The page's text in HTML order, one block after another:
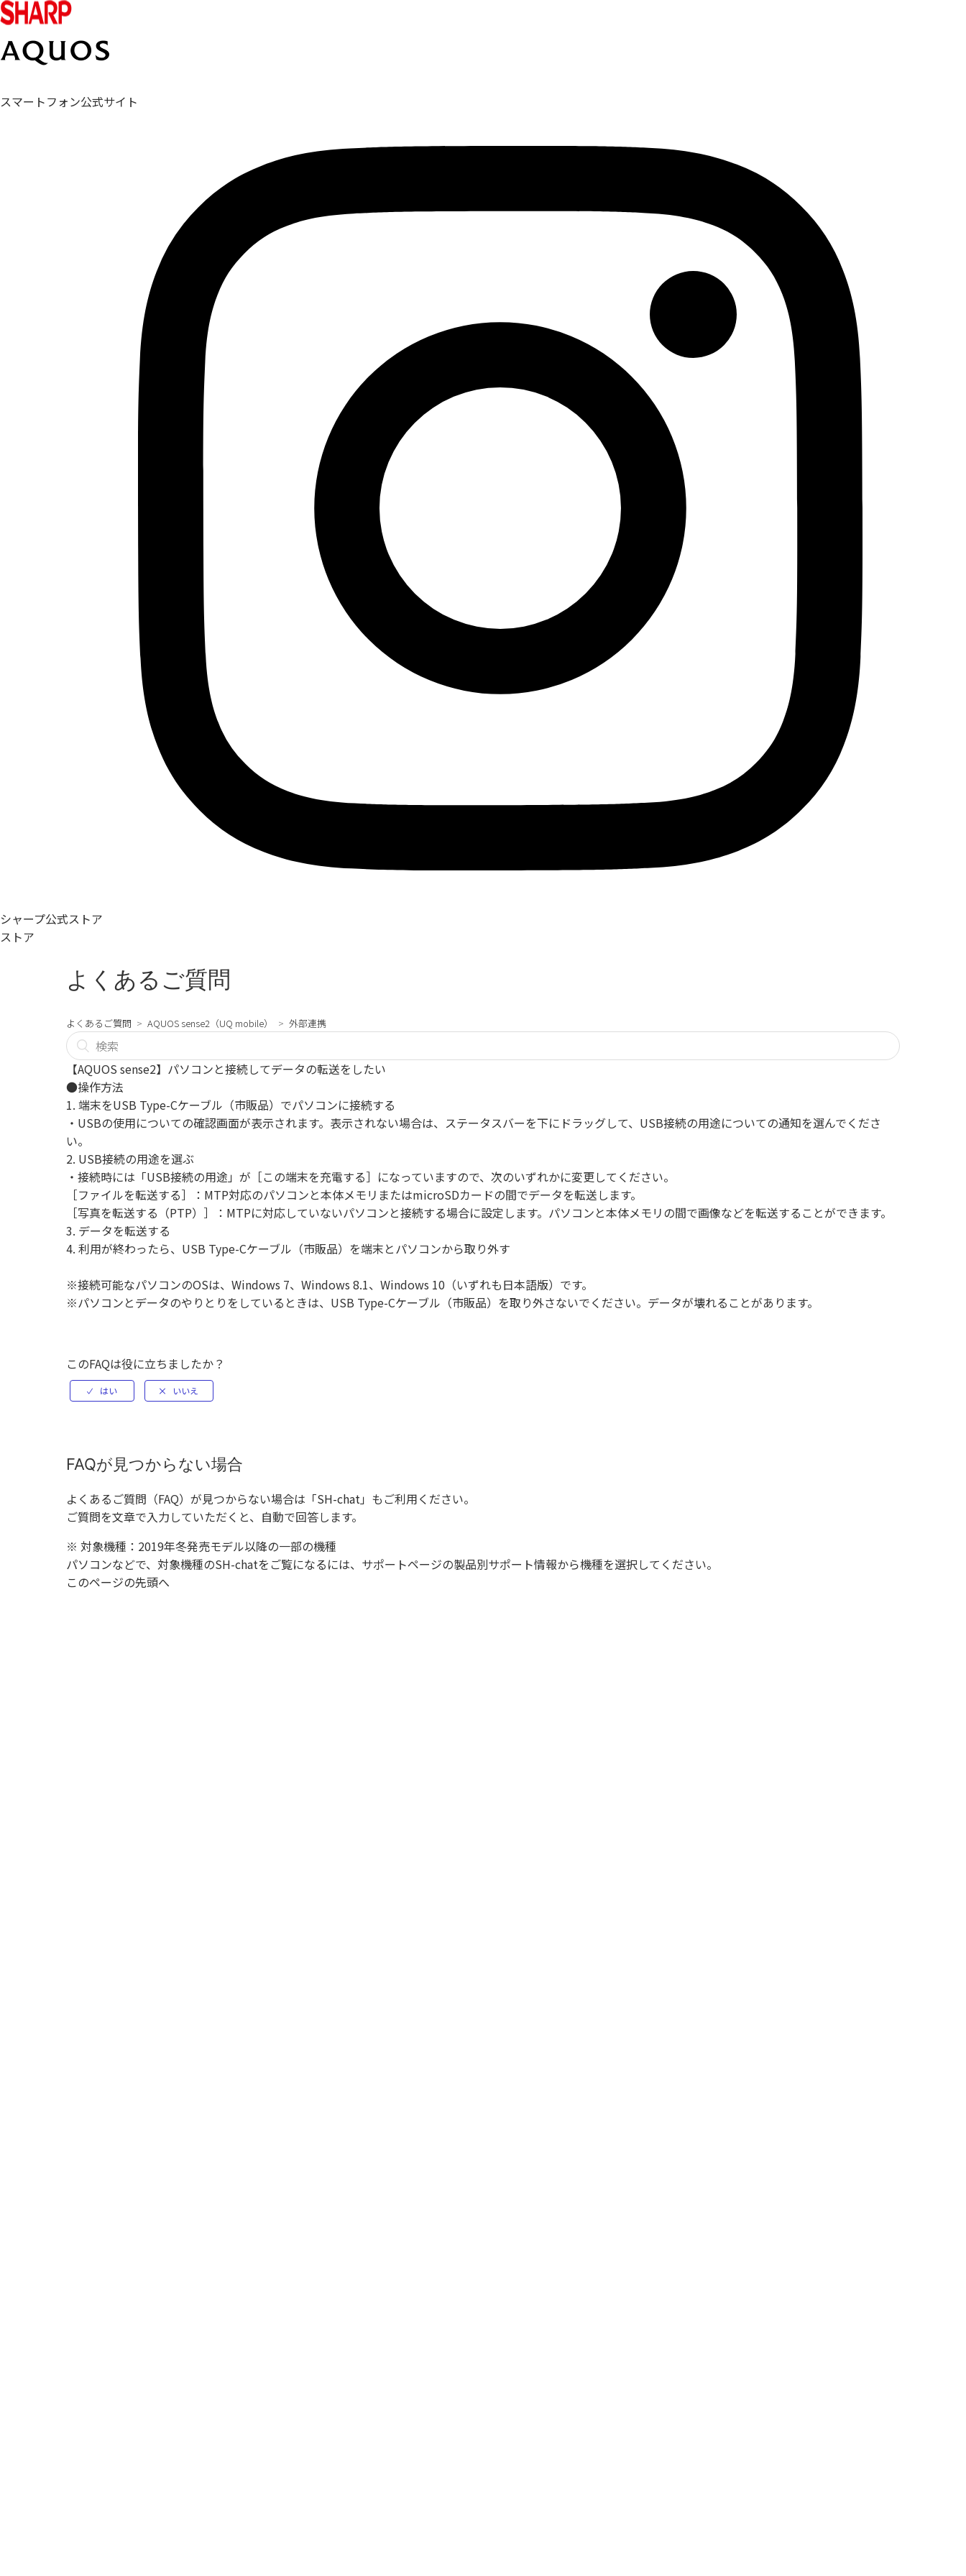
スマートフォン公式サイト
シャープ公式ストア
ストア
よくあるご質問
よくあるご質問 AQUOS sense2（UQ mobile） 外部連携
【AQUOS sense2】パソコンと接続してデータの転送をしたい
●操作方法
1. 端末をUSB Type-Cケーブル（市販品）でパソコンに接続する
・USBの使用についての確認画面が表示されます。表示されない場合は、ステータスバーを下にドラッグして、USB接続の用途についての通知を選んでくださ
い。
2. USB接続の用途を選ぶ
・接続時には「USB接続の用途」が［この端末を充電する］になっていますので、次のいずれかに変更してください。
［ファイルを転送する］：MTP対応のパソコンと本体メモリまたはmicroSDカードの間でデータを転送します。
［写真を転送する（PTP）］：MTPに対応していないパソコンと接続する場合に設定します。パソコンと本体メモリの間で画像などを転送することができます。
3. データを転送する
4. 利用が終わったら、USB Type-Cケーブル（市販品）を端末とパソコンから取り外す
※接続可能なパソコンのOSは、Windows 7、Windows 8.1、Windows 10（いずれも日本語版）です。
※パソコンとデータのやりとりをしているときは、USB Type-Cケーブル（市販品）を取り外さないでください。データが壊れることがあります。
このFAQは役に立ちましたか？
FAQが見つからない場合
よくあるご質問（FAQ）が見つからない場合は「SH-chat」もご利用ください。
ご質問を文章で入力していただくと、自動で回答します。
※ 対象機種：2019年冬発売モデル以降の一部の機種
パソコンなどで、対象機種のSH-chatをご覧になるには、サポートページの製品別サポート情報から機種を選択してください。
このページの先頭へ